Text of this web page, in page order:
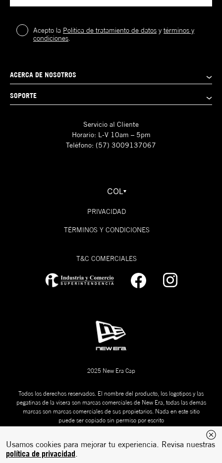
Usamos cookies para mejorar tu experiencia. Revisa nuestras
política de privacidad.
Acepto la Política de tratamiento de datos ytérminos y
condiciones.
ACERCA DE NOSOTROS
SOPORTE
Servicio al Cliente
Horario: L-V 10am – 5pm
Teléfono: (57) 3009137067
COL
PRIVACIDAD
TÉRMINOS Y CONDICIONES
T&C COMERCIALES
2025 New Era Cap
Todos los derechos reservados. El nombre del producto, los logotipos y las
pegatinas de la visera son marcas comerciales de New Era, todas las demás
marcas son marcas comerciales de sus propietarios. Nada en este sitio
puede ser copiado sin permiso por escrito
Tecnología: